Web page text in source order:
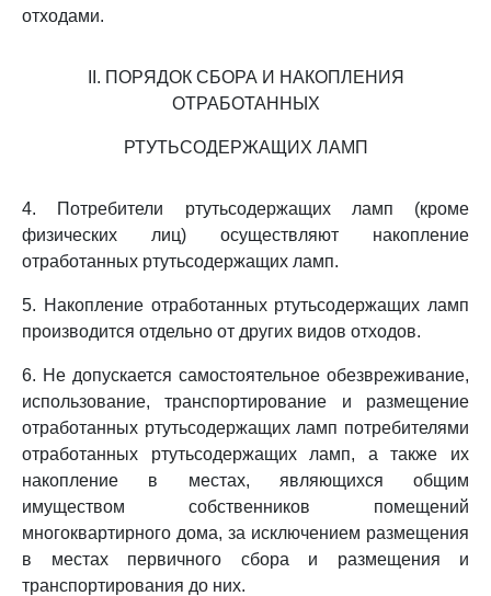
отходами.
II. ПОРЯДОК СБОРА И НАКОПЛЕНИЯ
ОТРАБОТАННЫХ
РТУТЬСОДЕРЖАЩИХ ЛАМП
4. Потребители ртутьсодержащих ламп (кроме
физических лиц) осуществляют накопление
отработанных ртутьсодержащих ламп.
5. Накопление отработанных ртутьсодержащих ламп
производится отдельно от других видов отходов.
6. Не допускается самостоятельное обезвреживание,
использование, транспортирование и размещение
отработанных ртутьсодержащих ламп потребителями
отработанных ртутьсодержащих ламп, а также их
накопление в местах, являющихся общим
имуществом собственников помещений
многоквартирного дома, за исключением размещения
в местах первичного сбора и размещения и
транспортирования до них.